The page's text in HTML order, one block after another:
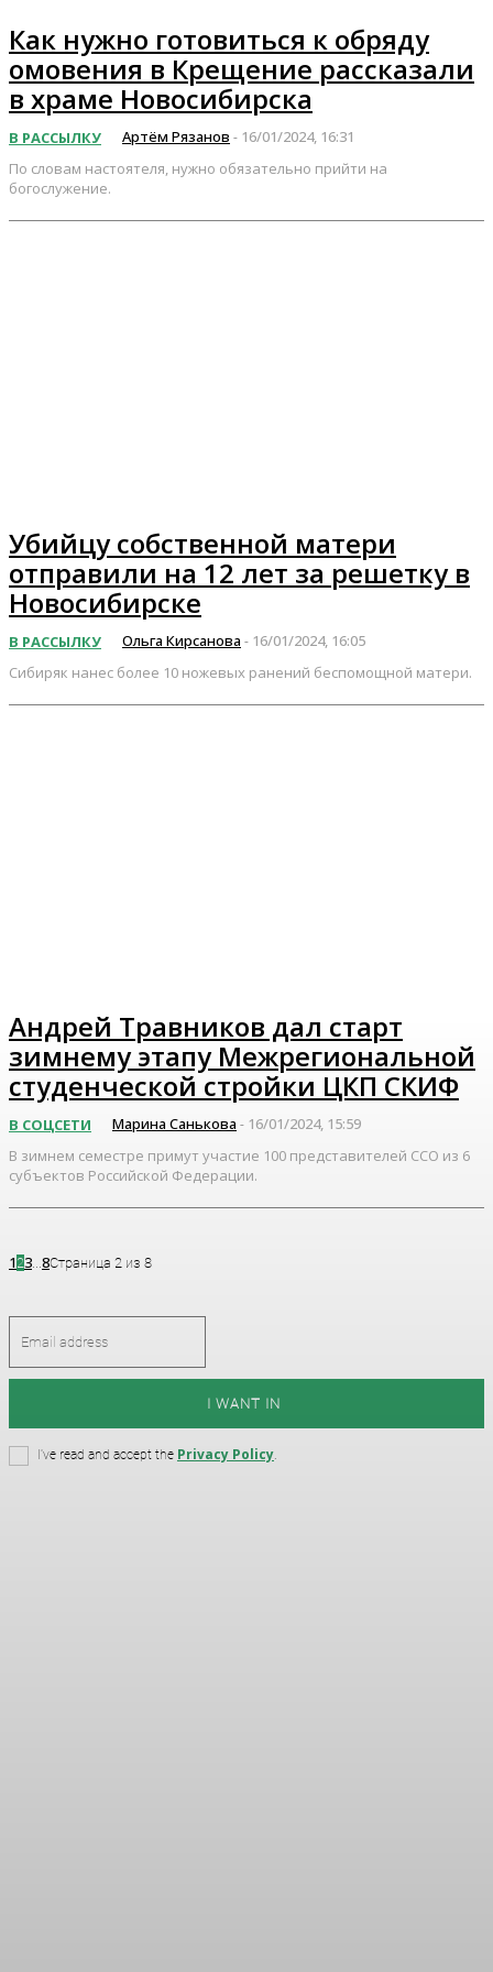
Как нужно готовиться к обряду
омовения в Крещение рассказали
в храме Новосибирска
В РАССЫЛКУ Артём Рязанов - 16/01/2024, 16:31
По словам настоятеля, нужно обязательно прийти на
богослужение.
Убийцу собственной матери
отправили на 12 лет за решетку в
Новосибирске
В РАССЫЛКУ Ольга Кирсанова - 16/01/2024, 16:05
Сибиряк нанес более 10 ножевых ранений беспомощной матери.
Андрей Травников дал старт
зимнему этапу Межрегиональной
студенческой стройки ЦКП СКИФ
В СОЦСЕТИ Марина Санькова - 16/01/2024, 15:59
В зимнем семестре примут участие 100 представителей ССО из 6
субъектов Российской Федерации.
123 8Страница 2 из 8
I WANT IN
I've read and accept the Privacy Policy.